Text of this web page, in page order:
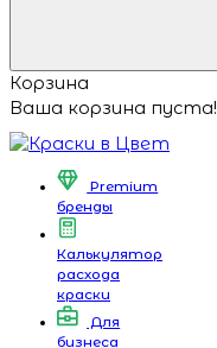
Корзина
Ваша корзина пуста!
Premium
бренды
Калькулятор
расхода
краски
Для
бизнеса